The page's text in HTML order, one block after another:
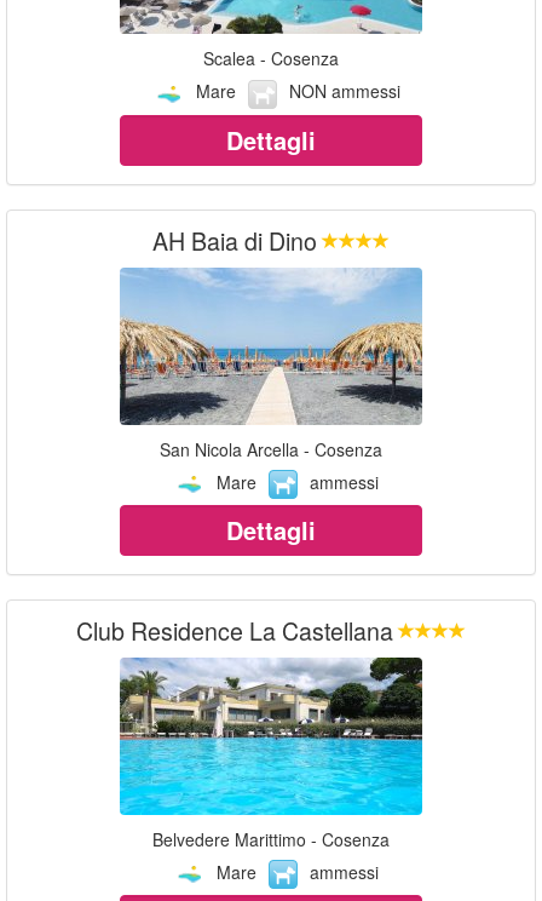
Scalea - Cosenza
Mare
NON ammessi
Dettagli
AH Baia di Dino
San Nicola Arcella - Cosenza
Mare
ammessi
Dettagli
Club Residence La Castellana
Belvedere Marittimo - Cosenza
Mare
ammessi